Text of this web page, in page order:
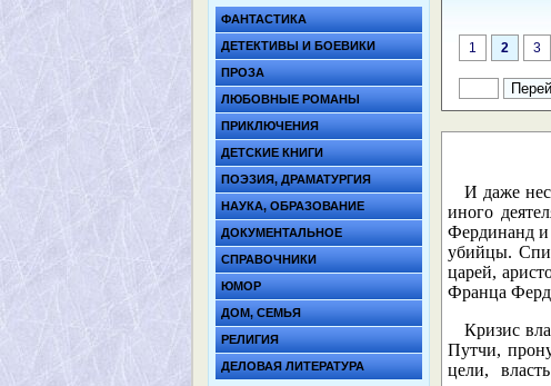
ФАНТАСТИКА
ДЕТЕКТИВЫ И БОЕВИКИ
ПРОЗА
ЛЮБОВНЫЕ РОМАНЫ
ПРИКЛЮЧЕНИЯ
ДЕТСКИЕ КНИГИ
ПОЭЗИЯ, ДРАМАТУРГИЯ
НАУКА, ОБРАЗОВАНИЕ
ДОКУМЕНТАЛЬНОЕ
СПРАВОЧНИКИ
ЮМОР
ДОМ, СЕМЬЯ
РЕЛИГИЯ
ДЕЛОВАЯ ЛИТЕРАТУРА
1 2 3
И даже
иного
Фердинанд и
убийцы.
царей,
Франца
Кризис
Путчи,
цели,